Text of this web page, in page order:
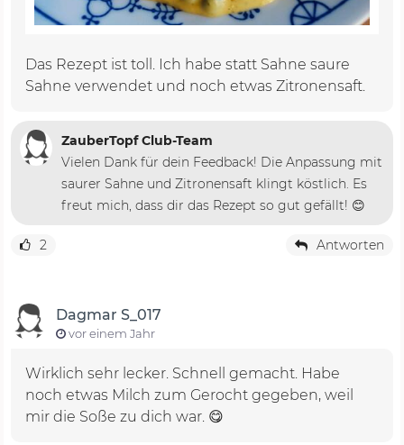
Das Rezept ist toll. Ich habe statt Sahne saure
Sahne verwendet und noch etwas Zitronensaft.
ZauberTopf Club-Team
Vielen Dank für dein Feedback! Die Anpassung mit
saurer Sahne und Zitronensaft klingt köstlich. Es
freut mich, dass dir das Rezept so gut gefällt! 😊
2 Antworten
Dagmar S_017
vor einem Jahr
Wirklich sehr lecker. Schnell gemacht. Habe
noch etwas Milch zum Gerocht gegeben, weil
mir die Soße zu dich war. 😋